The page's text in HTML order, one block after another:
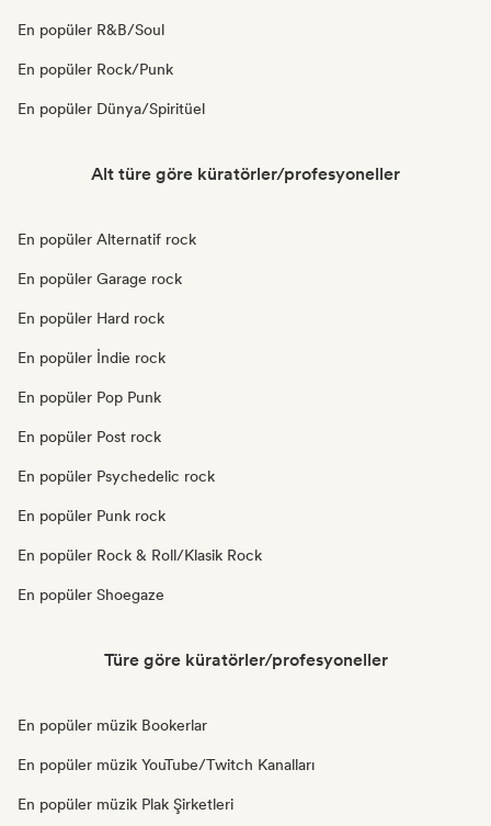
En popüler R&B/Soul
En popüler Rock/Punk
En popüler Dünya/Spiritüel
Alt türe göre küratörler/profesyoneller
En popüler Alternatif rock
En popüler Garage rock
En popüler Hard rock
En popüler İndie rock
En popüler Pop Punk
En popüler Post rock
En popüler Psychedelic rock
En popüler Punk rock
En popüler Rock & Roll/Klasik Rock
En popüler Shoegaze
Türe göre küratörler/profesyoneller
En popüler müzik Bookerlar
En popüler müzik YouTube/Twitch Kanalları
En popüler müzik Plak Şirketleri